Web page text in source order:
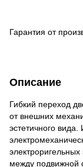
Описание
Гибкий переход
от внешних
эстетичного вида.
между подвижной
Гарантия от